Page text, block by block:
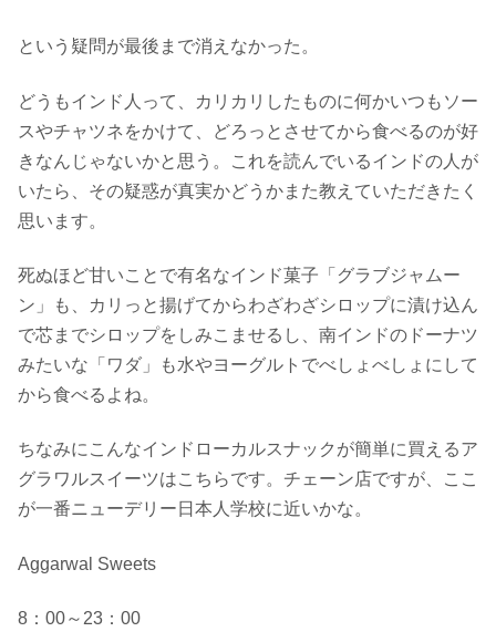
という疑問が最後まで消えなかった。
どうもインド人って、カリカリしたものに何かいつもソー
スやチャツネをかけて、どろっとさせてから食べるのが好
きなんじゃないかと思う。これを読んでいるインドの人が
いたら、その疑惑が真実かどうかまた教えていただきたく
思います。
死ぬほど甘いことで有名なインド菓子「グラブジャムー
ン」も、カリっと揚げてからわざわざシロップに漬け込ん
で芯までシロップをしみこませるし、南インドのドーナツ
みたいな「ワダ」も水やヨーグルトでべしょべしょにして
から食べるよね。
ちなみにこんなインドローカルスナックが簡単に買えるア
グラワルスイーツはこちらです。チェーン店ですが、ここ
が一番ニューデリー日本人学校に近いかな。
Aggarwal Sweets
8：00～23：00